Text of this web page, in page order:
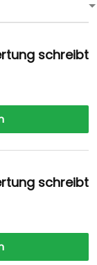
schreibt
schreibt